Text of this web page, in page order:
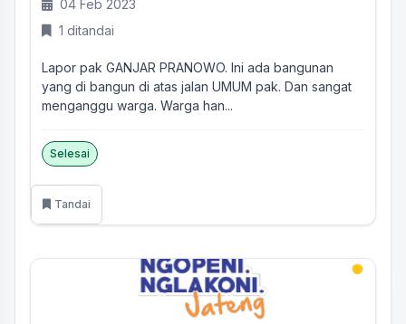
04 Feb 2023
1 ditandai
Lapor pak GANJAR PRANOWO. Ini ada bangunan
yang di bangun di atas jalan UMUM pak. Dan sangat
menganggu warga. Warga han...
Selesai
Tandai